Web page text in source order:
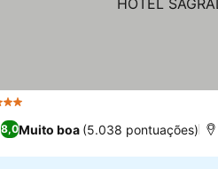
Estrelas
8,0Muito boa (5.038 pontuações)